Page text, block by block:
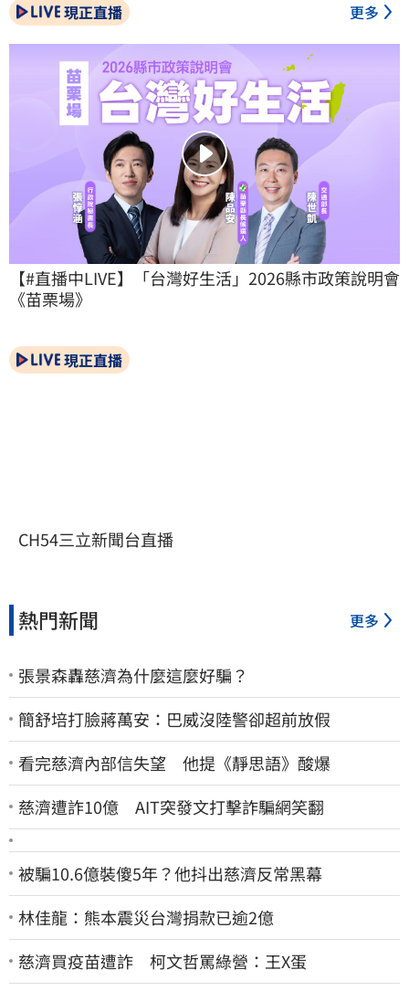
現正直播 更多
【#直播中LIVE】「台灣好生活」2026縣市政策說明會
《苗栗場》
現正直播
CH54三立新聞台直播
熱門新聞 更多
張景森轟慈濟為什麼這麼好騙？
簡舒培打臉蔣萬安：巴威沒陸警卻超前放假
看完慈濟內部信失望 他提《靜思語》酸爆
慈濟遭詐10億 AIT突發文打擊詐騙網笑翻
被騙10.6億裝傻5年？他抖出慈濟反常黑幕
林佳龍：熊本震災台灣捐款已逾2億
慈濟買疫苗遭詐 柯文哲罵綠營：王X蛋